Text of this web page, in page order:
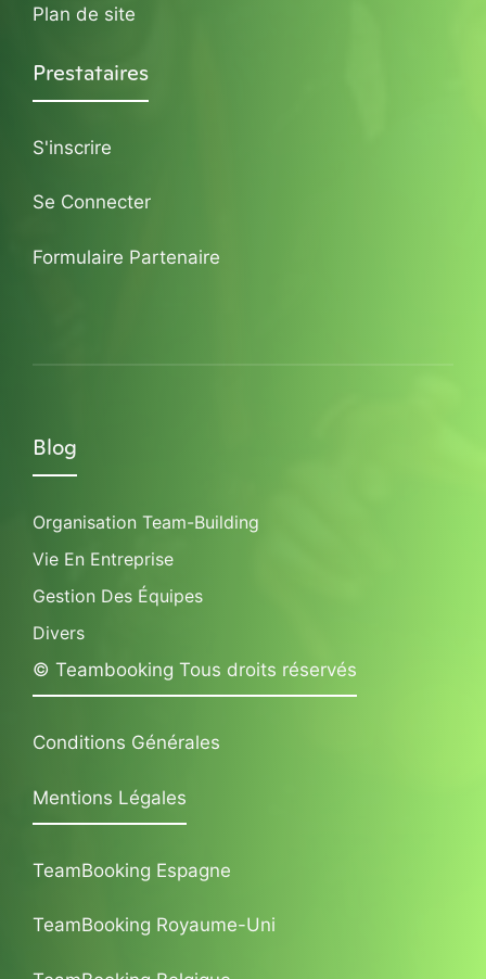
Plan de site
Prestataires
S'inscrire
Se Connecter
Formulaire Partenaire
Blog
Organisation Team-Building
Vie En Entreprise
Gestion Des Équipes
Divers
© Teambooking Tous droits réservés
Conditions Générales
Mentions Légales
TeamBooking Espagne
TeamBooking Royaume-Uni